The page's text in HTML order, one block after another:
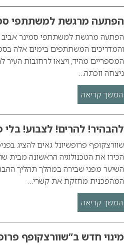
הפתעה מרגשת למשתתפי סמינר אביב 2016 של
המספריים מהיד, ויצאו לרחובות
ניצחה וזכתה…
המשך קריאה
להבהיר! להרים! לצבוע! בלי
שוורצקופף פרופשיונל גאים להציג
הכירו את הטכנולוגיה הראשונה מבית
השיער מפני שבירה במהלך תהליך
המהפכנית מחזקת את קשרי…
המשך קריאה
מינוי חדש ב”שוורצקופף